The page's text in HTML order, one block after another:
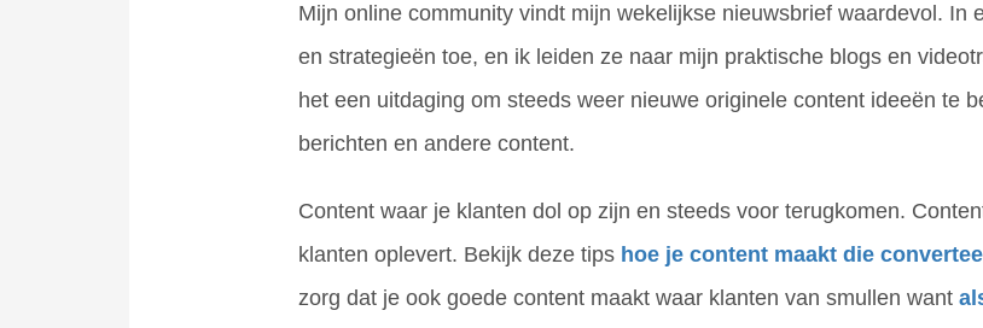
Mijn online community vindt mijn wekelijkse nieuwsbrief waardevol. In
en strategieën toe, en ik leiden ze naar mijn praktische blogs en
het een uitdaging om steeds weer nieuwe originele content ideeën te
berichten en andere content.
Content waar je klanten dol op zijn en steeds voor terugkomen.
klanten oplevert. Bekijk deze tips hoe je content maakt die
zorg dat je ook goede content maakt waar klanten van smullen want